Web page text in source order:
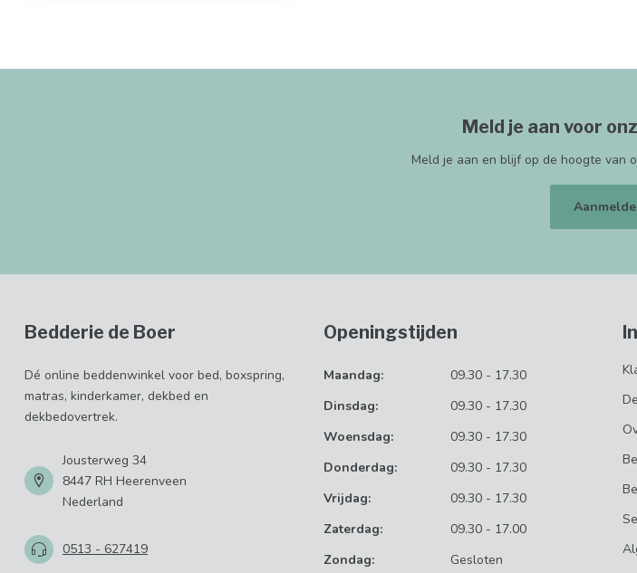
Meld je aan voor
Meld je aan en blijf op de hoogte van
Bedderie de Boer
Dé online beddenwinkel voor bed, boxspring,
matras, kinderkamer, dekbed en
dekbedovertrek.
Jousterweg 34
8447 RH Heerenveen
Nederland
0513 - 627419
Openingstijden
Maandag:
09.30 - 17.30
Dinsdag:
09.30 - 17.30
Woensdag:
09.30 - 17.30
Donderdag:
09.30 - 17.30
Vrijdag:
09.30 - 17.30
Zaterdag:
09.30 - 17.00
Zondag:
Gesloten